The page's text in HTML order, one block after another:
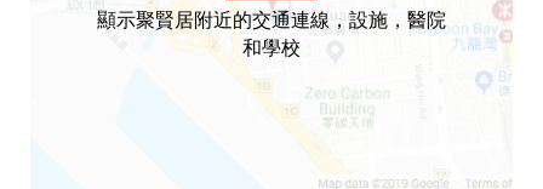
顯示聚賢居附近的交通連線，設施，醫院
和學校